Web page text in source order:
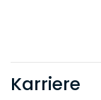
Karriere